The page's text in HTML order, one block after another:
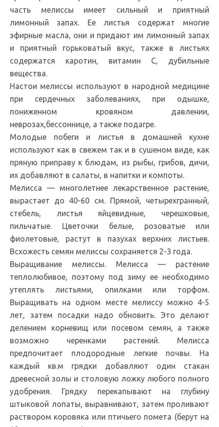
часть мелиссы имеет сильный и приятный
лимонный запах. Ее листья содержат многие
эфирные масла, они и придают им лимонный запах
и приятный горьковатый вкус, также в листьях
содержатся каротин, витамин С, дубильные
вещества.
Настои мелиссы используют в народной медицине
при сердечных заболеваниях, при одышке,
пониженном кровяном давлении,
неврозах,бессоннице, а также подагре.
Молодые побеги и листья в домашней кухне
используют как в свежем так и в сушеном виде, как
пряную приправу к блюдам, из рыбы, грибов, дичи,
их добавляют в салаты, в напитки и компоты.
Мелисса — многолетнее лекарственное растение,
вырастает до 40-60 см. Прямой, четырехгранный,
стебель, листья яйцевидные, черешковые,
пильчатые. Цветочки белые, розоватые или
фиолетовые, растут в пазухах верхних листьев.
Всхожесть семян мелиссы сохраняется 2-3 года.
Выращивание мелиссы. Мелисса — растение
теплолюбивое, поэтому под зиму ее необходимо
утеплять листьями, опилками или торфом.
Выращивать на одном месте мелиссу можно 4-5
лет, затем посадки надо обновить. Это делают
делением корневищ или посевом семян, а также
возможно черенками растений. Мелисса
предпочитает плодородные легкие почвы. На
каждый кв.м грядки добавляют один стакан
древесной золы и столовую ложку любого полного
удобрения. Грядку перекапывают на глубину
штыковой лопаты, выравнивают, затем проливают
раствором коровяка или птичьего помета (берут на